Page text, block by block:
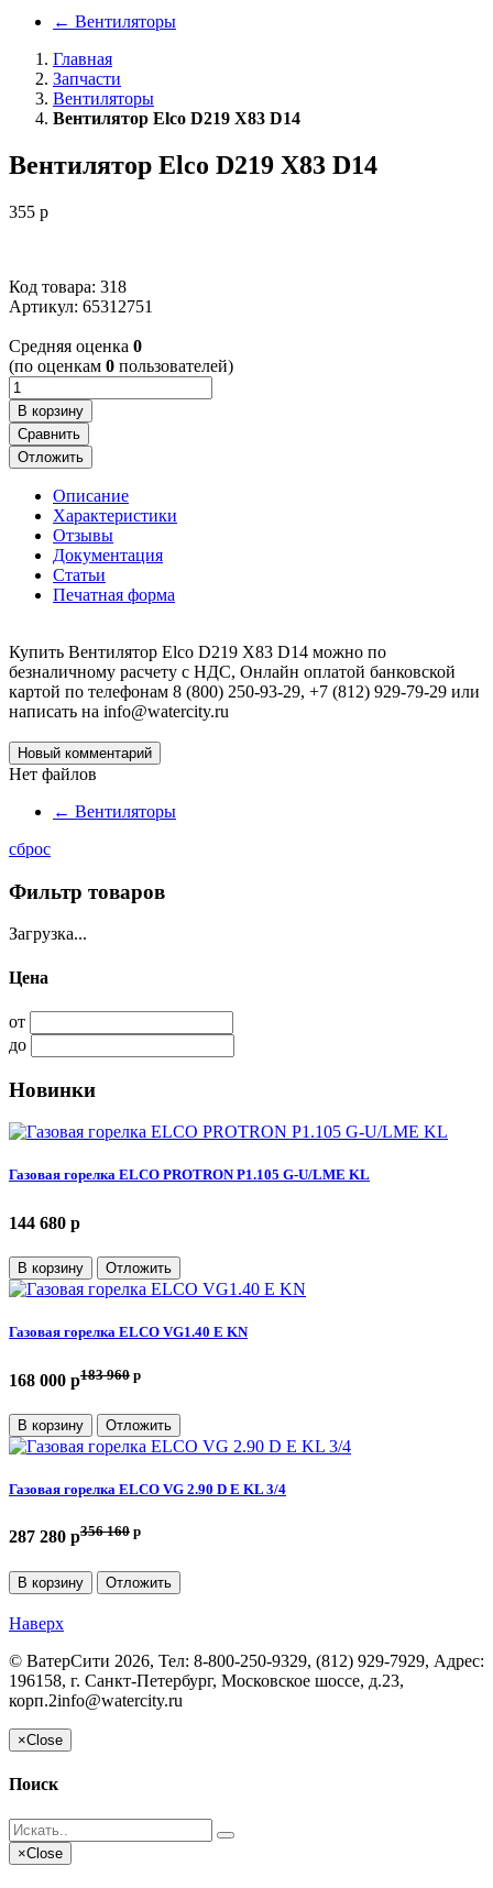
← Вентиляторы
Главная
Запчасти
Вентиляторы
Вентилятор Elco D219 X83 D14
Вентилятор Elco D219 X83 D14
355 p
Код товара: 318
Артикул: 65312751
Cредняя оценка 0
(по оценкам 0 пользователей)
В корзину
Сравнить
Отложить
Описание
Характеристики
Отзывы
Документация
Статьи
Печатная форма
Купить Вентилятор Elco D219 X83 D14 можно по
безналичному расчету с НДС, Онлайн оплатой банковской
картой по телефонам 8 (800) 250-93-29, +7 (812) 929-79-29 или
написать на info@watercity.ru
Новый комментарий
Нет файлов
← Вентиляторы
сброс
Фильтр товаров
Загрузка...
Цена
от
до
Новинки
Газовая горелка ELCO PROTRON P1.105 G-U/LME KL
144 680 p
В корзину Отложить
Газовая горелка ELCO VG1.40 E KN
168 000 p183 960 p
В корзину Отложить
Газовая горелка ELCO VG 2.90 D E KL 3/4
287 280 p356 160 p
В корзину Отложить
Наверх
© ВатерСити 2026, Тел: 8-800-250-9329, (812) 929-7929, Адрес:
196158, г. Санкт-Петербург, Московское шоссе, д.23,
корп.2info@watercity.ru
×Close
Поиск
×Close